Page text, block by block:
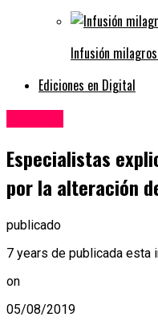
Infusión
Ediciones en Digital
Especialistas
por la alteración
publicado
7 years de publicada esta
on
05/08/2019